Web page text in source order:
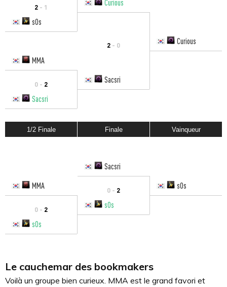
2 - 1
Curious
sOs
2 - 0
Curious
MMA
0 - 2
Sacsri
Sacsri
1/2 Finale Finale Vainqueur
Sacsri
MMA
0 - 2 sOs
0 - 2
sOs
sOs
Le cauchemar des bookmakers
Voilà un groupe bien curieux. MMA est le grand favori et